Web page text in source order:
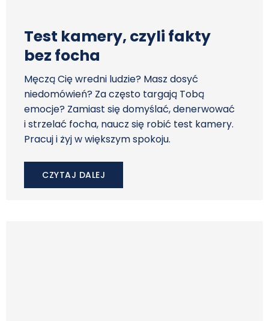
Test kamery, czyli fakty
bez focha
Męczą Cię wredni ludzie? Masz dosyć
niedomówień? Za często targają Tobą
emocje? Zamiast się domyślać, denerwować
i strzelać focha, naucz się robić test kamery.
Pracuj i żyj w większym spokoju.
CZYTAJ DALEJ